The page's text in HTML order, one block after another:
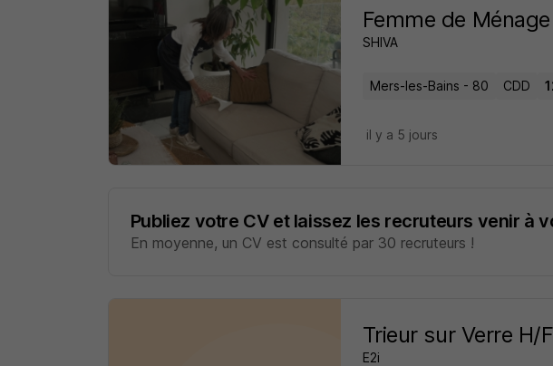
Femme de
SHIVA
Mers-les-Bains - 80 CDD
il y a 5 jours
Publiez votre CV et laissez les recruteurs venir à
En moyenne, un CV est consulté par 30 recruteurs !
Trieur sur Verre H/F
E2i